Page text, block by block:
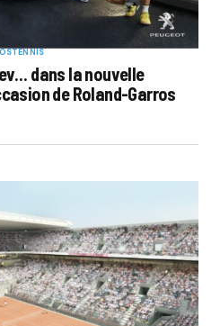
TENNIS
dans la nouvelle
de Roland-Garros